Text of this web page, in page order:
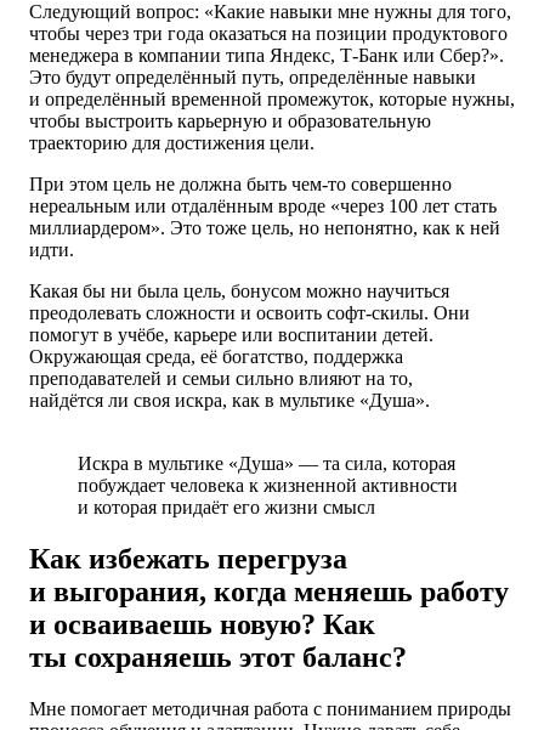
Следующий вопрос: «Какие навыки мне нужны для того,
чтобы через три года оказаться на позиции продуктового
менеджера в компании типа Яндекс, Т-Банк или Сбер?».
Это будут определённый путь, определённые навыки
и определённый временной промежуток, которые нужны,
чтобы выстроить карьерную и образовательную
траекторию для достижения цели.
При этом цель не должна быть чем-то совершенно
нереальным или отдалённым вроде «через 100 лет стать
миллиардером». Это тоже цель, но непонятно, как к ней
идти.
Какая бы ни была цель, бонусом можно научиться
преодолевать сложности и освоить софт-скилы. Они
помогут в учёбе, карьере или воспитании детей.
Окружающая среда, её богатство, поддержка
преподавателей и семьи сильно влияют на то,
найдётся ли своя искра, как в мультике «Душа».
Искра в мультике «Душа» — та сила, которая
побуждает человека к жизненной активности
и которая придаёт его жизни смысл
Как избежать перегруза
и выгорания, когда меняешь работу
и осваиваешь новую? Как
ты сохраняешь этот баланс?
Мне помогает методичная работа с пониманием природы